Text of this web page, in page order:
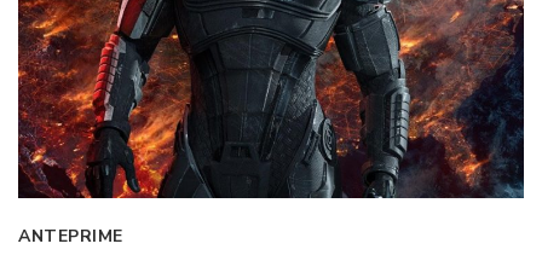
ANTEPRIME